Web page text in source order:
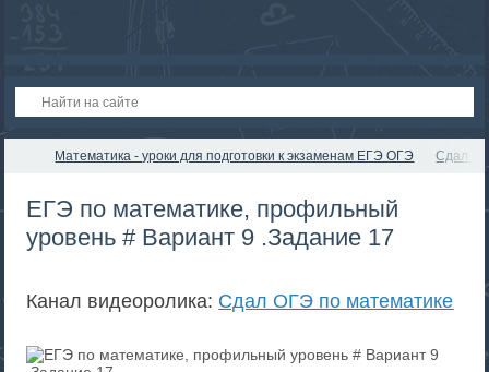
Математика - уроки для подготовки к экзаменам ЕГЭ ОГЭ Сдал
ЕГЭ по математике, профильный
уровень # Вариант 9 .Задание 17
Канал видеоролика: Сдал ОГЭ по математике